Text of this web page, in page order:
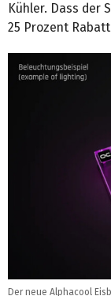
Kühler. Dass der
25 Prozent
Der neue Alphacool